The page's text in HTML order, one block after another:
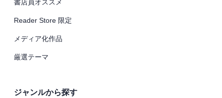
書店員オススメ
Reader Store 限定
メディア化作品
厳選テーマ
ジャンルから探す